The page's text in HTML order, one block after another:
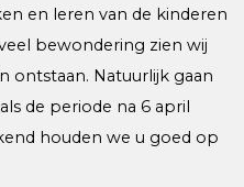
en leren van de kinderen
bewondering zien wij
ontstaan. Natuurlijk gaan
de periode na 6 april
houden we u goed op